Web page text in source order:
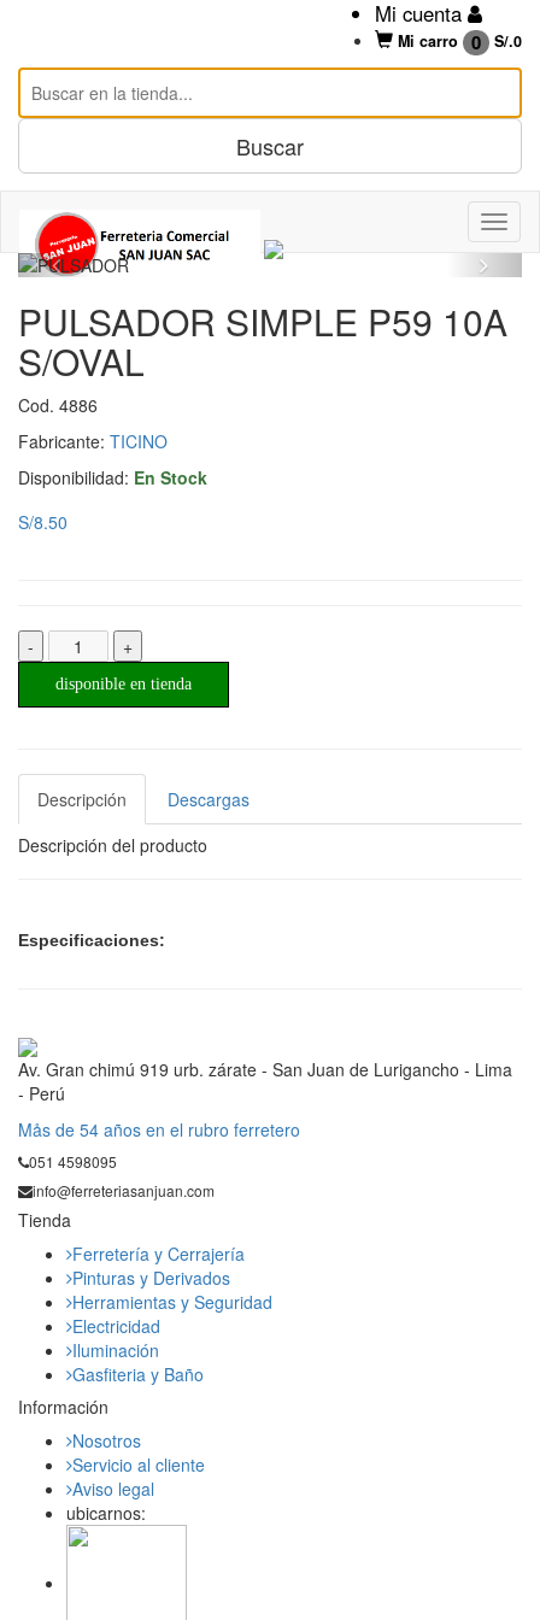
Mi cuenta
Mi carro 0 S/.0
PULSADOR SIMPLE P59 10A
S/OVAL
Cod. 4886
Fabricante: TICINO
Disponibilidad: En Stock
S/8.50
- +
disponible en tienda
Descripción
Descargas
Descripción del producto
Especificaciones:
Av. Gran chimú 919 urb. zárate - San Juan de Lurigancho - Lima
- Perú
Mås de 54 años en el rubro ferretero
051 4598095
info@ferreteriasanjuan.com
Tienda
Ferretería y Cerrajería
Pinturas y Derivados
Herramientas y Seguridad
Electricidad
Iluminación
Gasfiteria y Baño
Información
Nosotros
Servicio al cliente
Aviso legal
ubicarnos: